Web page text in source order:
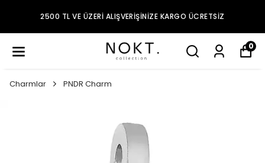
2500 TL VE ÜZERI ALIŞVERIŞINIZE KARGO ÜCRETSIZ
0
Charmlar PNDR Charm